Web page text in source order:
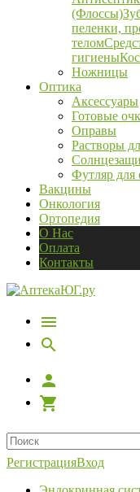
(Флоссы)
пеленки,
телом
гигиены
Ножницы
Оптика
Аксессуары
Готовые
Оправы
Растворы
Футляр для
Вакцины
Онкология
Ортопедия
О Нас
Оплата
Контакты
РегистрацияВход